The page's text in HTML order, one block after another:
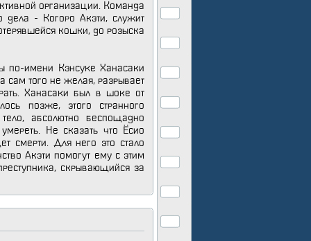
организации. Команда
дела - Когоро Акэти, служит
кошки, до розыска
по-имени Кэнсуке Ханасаки
сам того не желая, разрывает
Ханасаки был в шоке от
позже, этого странного
абсолютно беспощадно
Не сказать что Ёсио
смерти. Для него это стало
Акэти помогут ему с этим
скрывающийся за